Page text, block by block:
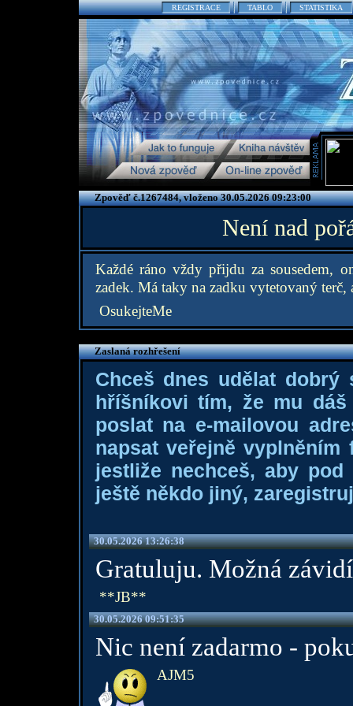
REGISTRACE TABLO STATISTIKA
Zpověď č.1267484, vloženo 30.05.2026 09:23:00
Není nad
Každé ráno vždy přijdu za sousedem,
zadek. Má taky na zadku vytetovaný
OsukejteMe
Zaslaná rozhřešení
Chceš dnes udělat dobrý
hříšníkovi tím, že mu
poslat na e-mailovou
napsat veřejně
jestliže nechceš, aby
ještě někdo jiný,
30.05.2026 13:26:38
Gratuluju. Možná
**JB**
30.05.2026 09:51:35
Nic není zadarmo -
AJM5